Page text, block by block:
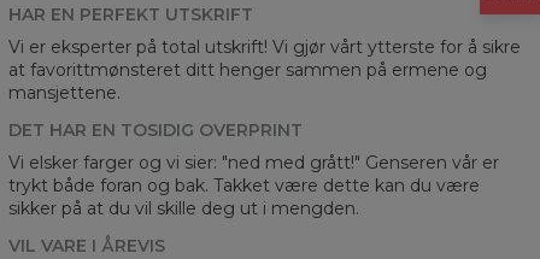
HAR EN PERFEKT UTSKRIFT
Vi er eksperter på total utskrift! Vi gjør vårt ytterste for å sikre
at favorittmønsteret ditt henger sammen på ermene og
mansjettene.
DET HAR EN TOSIDIG OVERPRINT
Vi elsker farger og vi sier: "ned med grått!" Genseren vår er
trykt både foran og bak. Takket være dette kan du være
sikker på at du vil skille deg ut i mengden.
VIL VARE I ÅREVIS